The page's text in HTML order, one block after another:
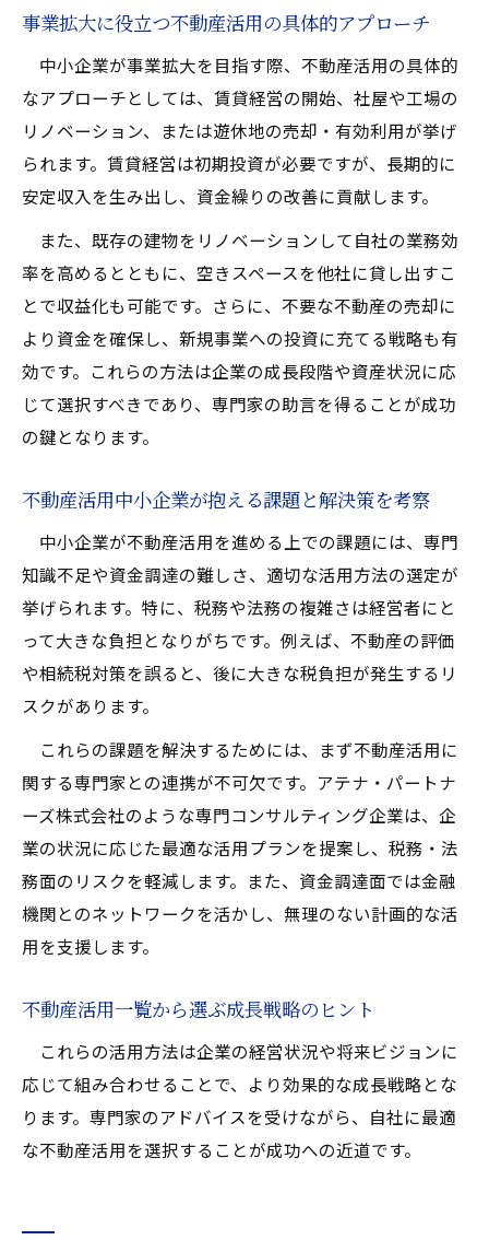
事業拡大に役立つ不動産活用の具体的アプローチ
中小企業が事業拡大を目指す際、不動産活用の具体的
なアプローチとしては、賃貸経営の開始、社屋や工場の
リノベーション、または遊休地の売却・有効利用が挙げ
られます。賃貸経営は初期投資が必要ですが、長期的に
安定収入を生み出し、資金繰りの改善に貢献します。
また、既存の建物をリノベーションして自社の業務効
率を高めるとともに、空きスペースを他社に貸し出すこ
とで収益化も可能です。さらに、不要な不動産の売却に
より資金を確保し、新規事業への投資に充てる戦略も有
効です。これらの方法は企業の成長段階や資産状況に応
じて選択すべきであり、専門家の助言を得ることが成功
の鍵となります。
不動産活用中小企業が抱える課題と解決策を考察
中小企業が不動産活用を進める上での課題には、専門
知識不足や資金調達の難しさ、適切な活用方法の選定が
挙げられます。特に、税務や法務の複雑さは経営者にと
って大きな負担となりがちです。例えば、不動産の評価
や相続税対策を誤ると、後に大きな税負担が発生するリ
スクがあります。
これらの課題を解決するためには、まず不動産活用に
関する専門家との連携が不可欠です。アテナ・パートナ
ーズ株式会社のような専門コンサルティング企業は、企
業の状況に応じた最適な活用プランを提案し、税務・法
務面のリスクを軽減します。また、資金調達面では金融
機関とのネットワークを活かし、無理のない計画的な活
用を支援します。
不動産活用一覧から選ぶ成長戦略のヒント
これらの活用方法は企業の経営状況や将来ビジョンに
応じて組み合わせることで、より効果的な成長戦略とな
ります。専門家のアドバイスを受けながら、自社に最適
な不動産活用を選択することが成功への近道です。